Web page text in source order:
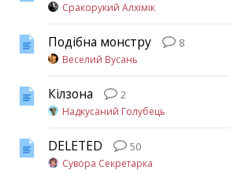
Сракорукий Алхімік
Подібна монстру
8
Веселий Вусань
Кілзона
2
Надкусаний Голубець
DELETED
50
Сувора Секретарка